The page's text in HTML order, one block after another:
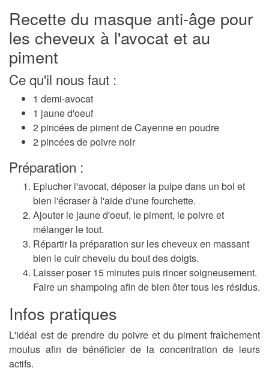
Recette du masque anti-âge pour
les cheveux à l'avocat et au
piment
Ce qu'il nous faut :
1 demi-avocat
1 jaune d'oeuf
2 pincées de piment de Cayenne en poudre
2 pincées de poivre noir
Préparation :
Eplucher l'avocat, déposer la pulpe dans un bol et
bien l'écraser à l'aide d'une fourchette.
Ajouter le jaune d'oeuf, le piment, le poivre et
mélanger le tout.
Répartir la préparation sur les cheveux en massant
bien le cuir chevelu du bout des doigts.
Laisser poser 15 minutes puis rincer soigneusement.
Faire un shampoing afin de bien ôter tous les résidus.
Infos pratiques
L'idéal est de prendre du poivre et du piment fraîchement
moulus afin de bénéficier de la concentration de leurs
actifs.